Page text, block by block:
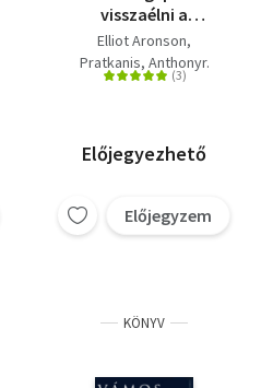
visszaélni a
meggyőzés
mindennapos
mesterségével
Elliot Aronson
Pratkanis, Anthonyr.
Előjegyezhető
Előjegyzem
KÖNYV